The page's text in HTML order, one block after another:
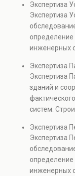
элементов и
Услуга
капитальном
также при
проверках.
Экспертиза
Экспертиза
определение
инженерных
прочности
объектов, а
технических
Экспертиза
Экспертиза
зданий и
систем.
элементов и
Услуга
капитальном
также при
Экспертиза
Экспертиза
определение
инженерных